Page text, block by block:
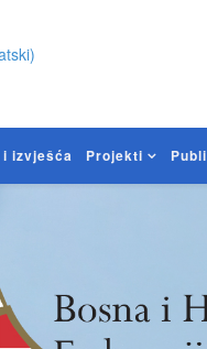
izvješća Projekti